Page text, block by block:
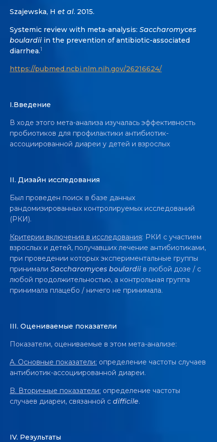
Szajewska, H et al. 2015.
Systemic review with meta-analysis: Saccharomyces
boulardii in the prevention of antibiotic-associated
diarrhea.1
https://pubmed.ncbi.nlm.nih.gov/26216624/
I.Введение
В ходе этого мета-анализа изучалась эффективность
пробиотиков для профилактики антибиотик-
ассоциированной диареи у детей и взрослых
II. Дизайн исследования
Был проведен поиск в базе данных
рандомизированных контролируемых исследований
(РКИ).
Критерии включения в исследования: РКИ с участием
взрослых и детей, получавших лечение антибиотиками,
при проведении которых экспериментальные группы
принимали Saccharomyces boulardii в любой дозе / с
любой продолжительностью, а контрольная группа
принимала плацебо / ничего не принимала.
III. Оцениваемые показатели
Показатели, оцениваемые в этом мета-анализе:
A. Основные показатели: определение частоты случаев
антибиотик-ассоциированной диареи.
B. Вторичные показатели: определение частоты
случаев диареи, связанной с difficile.
IV. Результаты